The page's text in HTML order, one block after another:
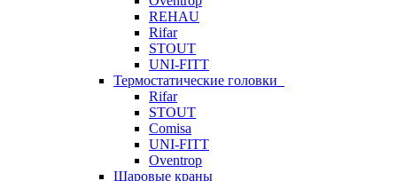
REHAU
Rifar
STOUT
UNI-FITT
Термостатические головки
Rifar
STOUT
Comisa
UNI-FITT
Oventrop
Шаровые краны